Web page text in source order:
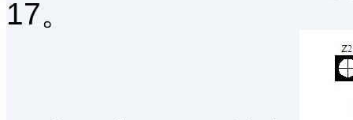
17。